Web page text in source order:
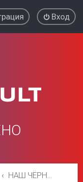
Вход
НАШ ЧЁРНЫЙ СПИСОК